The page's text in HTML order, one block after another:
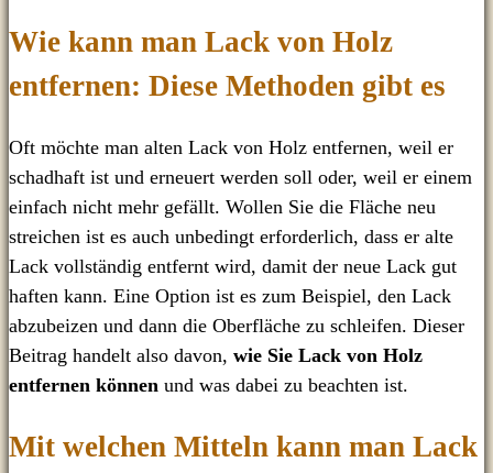
Wie kann man Lack von Holz
entfernen: Diese Methoden gibt es
Oft möchte man alten Lack von Holz entfernen, weil er
schadhaft ist und erneuert werden soll oder, weil er einem
einfach nicht mehr gefällt. Wollen Sie die Fläche neu
streichen ist es auch unbedingt erforderlich, dass er alte
Lack vollständig entfernt wird, damit der neue Lack gut
haften kann. Eine Option ist es zum Beispiel, den Lack
abzubeizen und dann die Oberfläche zu schleifen. Dieser
Beitrag handelt also davon, wie Sie Lack von Holz
entfernen können und was dabei zu beachten ist.
Mit welchen Mitteln kann man Lack